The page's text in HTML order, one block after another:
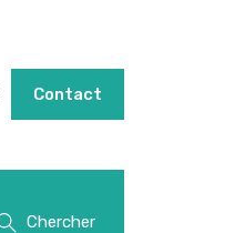
Contact
Chercher